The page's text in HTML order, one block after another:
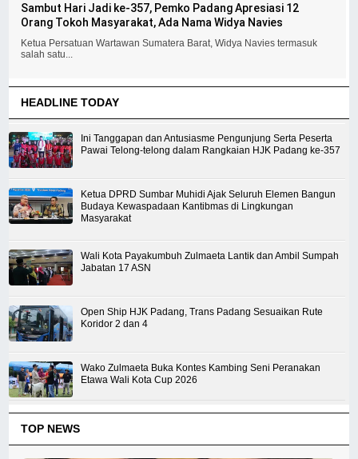
Sambut Hari Jadi ke-357, Pemko Padang Apresiasi 12
Orang Tokoh Masyarakat, Ada Nama Widya Navies
Ketua Persatuan Wartawan Sumatera Barat, Widya Navies termasuk
salah satu...
HEADLINE TODAY
Ini Tanggapan dan Antusiasme Pengunjung Serta Peserta
Pawai Telong-telong dalam Rangkaian HJK Padang ke-357
Ketua DPRD Sumbar Muhidi Ajak Seluruh Elemen Bangun
Budaya Kewaspadaan Kantibmas di Lingkungan
Masyarakat
Wali Kota Payakumbuh Zulmaeta Lantik dan Ambil Sumpah
Jabatan 17 ASN
Open Ship HJK Padang, Trans Padang Sesuaikan Rute
Koridor 2 dan 4
Wako Zulmaeta Buka Kontes Kambing Seni Peranakan
Etawa Wali Kota Cup 2026
TOP NEWS